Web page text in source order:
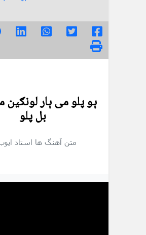
ېو پلو می ېار لونګين
بل پلو
متن آهنگ ها استاد